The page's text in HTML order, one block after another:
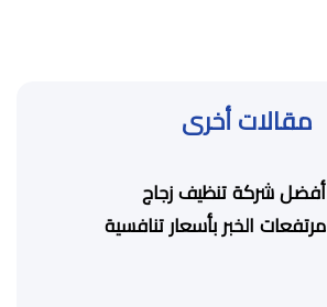
مقالات أخرى
أفضل شركة تنظيف زجاج
مرتفعات الخبر بأسعار تنافسية